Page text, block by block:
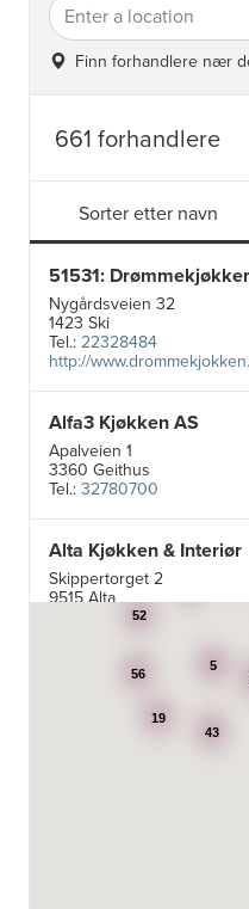
Finn forhandlere nær
661 forhandlere
Sorter etter navn
51531:
Nygårdsveien 32
1423 Ski
Tel.:22328484
http://
Alfa3 Kjøkken AS
Apalveien 1
3360 Geithus
Tel.:32780700
Alta Kjøkken & Interiør
Skippertorget 2
9515 Alta
99007242
Aran Scandinavia AS
Stadsing. Dahls gt. 31A
7043 Trondheim
52
56
43
5
19